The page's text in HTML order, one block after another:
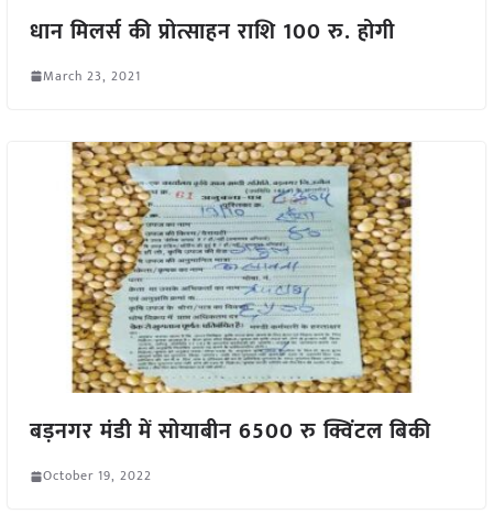
धान मिलर्स की प्रोत्साहन राशि 100 रु. होगी
March 23, 2021
बड़नगर मंडी में सोयाबीन 6500 रु क्विंटल बिकी
October 19, 2022